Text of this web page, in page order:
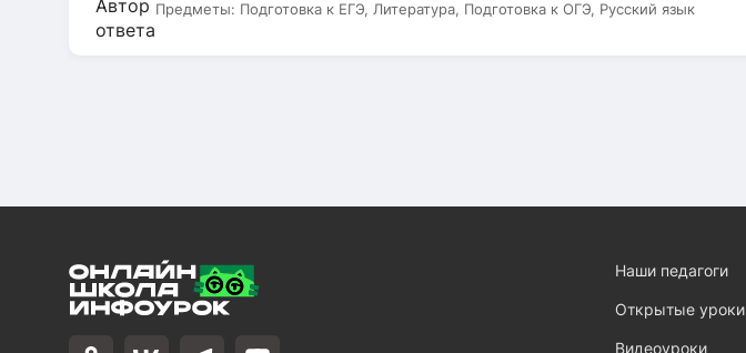
Предметы: Подготовка к ЕГЭ, Литература, Подготовка к ОГЭ, Русский язык
Наши педагоги
Открытые уроки
Видеоуроки